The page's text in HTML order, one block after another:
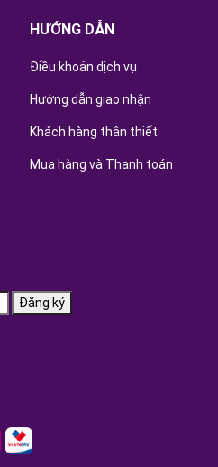
HƯỚNG DẪN
Điều khoản dịch vụ
Hướng dẫn giao nhận
Khách hàng thân thiết
Mua hàng và Thanh toán
Đăng ký